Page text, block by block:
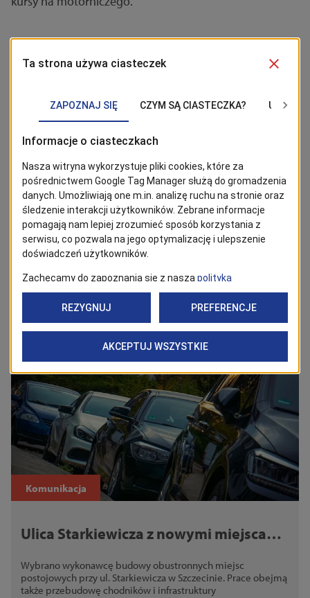
Kliknij w przycisk „Obserwuj”, aby być bieżąco z
wiadomościami ze Szczecina. Najbardziej interesujące wpisy
znajdziesz w Google News!
Obserwuj
Zobacz również
Komunikacja
Ulica Starkiewicza z nowymi miejscami
inwestycji
Wybrano wykonawcę budowy obustronnych miejsc
postojowych przy ul. Starkiewicza w Szczecinie. Prace obejmą
także przebudowę chodników i infrastruktury